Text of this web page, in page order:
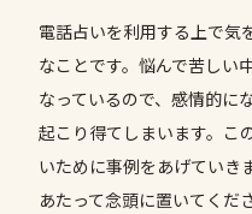
電話占いを利用する上で気
なことです。悩んで苦しい
なっているので、感情的に
起こり得てしまいます。こ
いために事例をあげていき
あたって念頭に置いてくだ